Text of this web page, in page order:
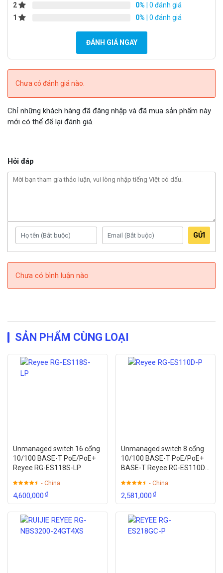
2
0% | 0 đánh giá
1
0% | 0 đánh giá
ĐÁNH GIÁ NGAY
Chưa có đánh giá nào.
Chỉ những khách hàng đã đăng nhập và đã mua sản phẩm này
mới có thể để lại đánh giá.
Hỏi đáp
GỬI
Chưa có bình luận nào
SẢN PHẨM CÙNG LOẠI
Unmanaged switch 16 cổng
10/100 BASE-T PoE/PoE+
Reyee RG-ES118S-LP
- China
4,600,000₫
Unmanaged switch 8 cổng
10/100 BASE-T PoE/PoE+
BASE-T Reyee RG-ES110D-
- China
2,581,000₫